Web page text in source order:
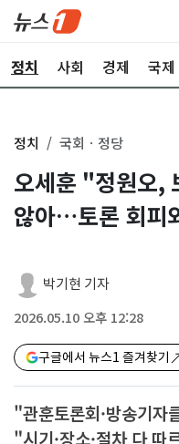
정치 사회 경제 국제
정치 국회ㆍ정당
오세훈 "정원오,
않아…토론 회피
박기현 기자
2026.05.10 오후 12:28
구글에서 뉴스1 즐겨찾기
"관훈토론회·방송기자
"시기·장소·절차 다